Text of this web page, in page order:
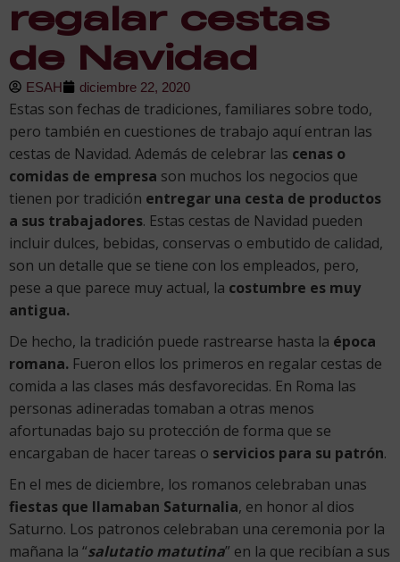
regalar cestas
de Navidad
ESAH diciembre 22, 2020
Estas son fechas de tradiciones, familiares sobre todo,
pero también en cuestiones de trabajo aquí entran las
cestas de Navidad. Además de celebrar las cenas o
comidas de empresa son muchos los negocios que
tienen por tradición entregar una cesta de productos
a sus trabajadores. Estas cestas de Navidad pueden
incluir dulces, bebidas, conservas o embutido de calidad,
son un detalle que se tiene con los empleados, pero,
pese a que parece muy actual, la costumbre es muy
antigua.
De hecho, la tradición puede rastrearse hasta la época
romana. Fueron ellos los primeros en regalar cestas de
comida a las clases más desfavorecidas. En Roma las
personas adineradas tomaban a otras menos
afortunadas bajo su protección de forma que se
encargaban de hacer tareas o servicios para su patrón.
En el mes de diciembre, los romanos celebraban unas
fiestas que llamaban Saturnalia, en honor al dios
Saturno. Los patronos celebraban una ceremonia por la
mañana la “salutatio matutina” en la que recibían a sus